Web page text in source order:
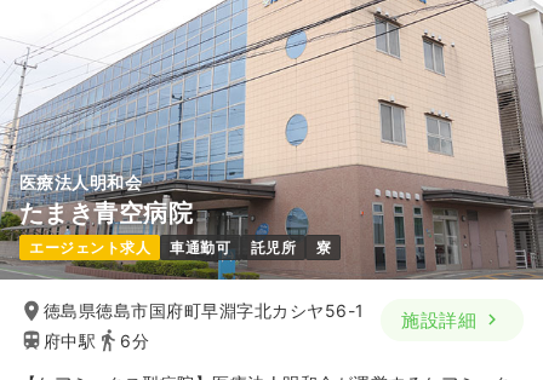
医療法人明和会
たまき青空病院
エージェント求人 車通勤可 託児所 寮
徳島県徳島市国府町早淵字北カシヤ56-1
府中駅
6分
施設詳細